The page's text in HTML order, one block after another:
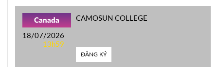
Canada
18/07/2026
13h59
CAMOSUN COLLEGE
ĐĂNG KÝ